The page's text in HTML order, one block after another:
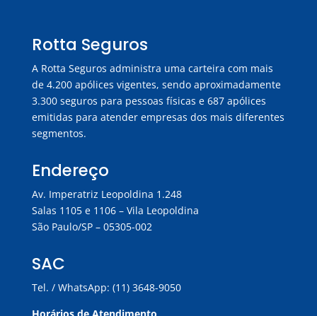
Rotta Seguros
A Rotta Seguros administra uma carteira com mais
de 4.200 apólices vigentes, sendo aproximadamente
3.300 seguros para pessoas físicas e 687 apólices
emitidas para atender empresas dos mais diferentes
segmentos.
Endereço
Av. Imperatriz Leopoldina 1.248
Salas 1105 e 1106 – Vila Leopoldina
São Paulo/SP – 05305-002
SAC
Tel. / WhatsApp: (11) 3648-9050